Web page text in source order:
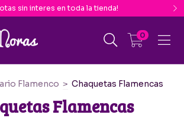
sin interes en toda la tienda!
0
Flamenco > Chaquetas Flamencas
Flamencas